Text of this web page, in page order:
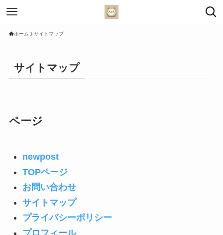
ホーム サイトマップ
サイトマップ
ページ
newpost
TOPページ
お問い合わせ
サイトマップ
プライバシーポリシー
プロフィール